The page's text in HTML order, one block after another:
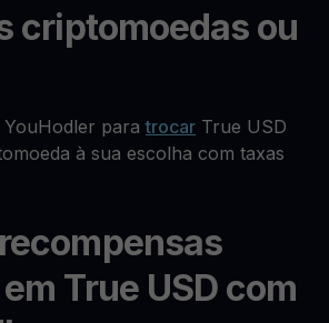
criptomoedas ou
YouHodler paratrocar True USD
à sua escolha com taxas
True USD com